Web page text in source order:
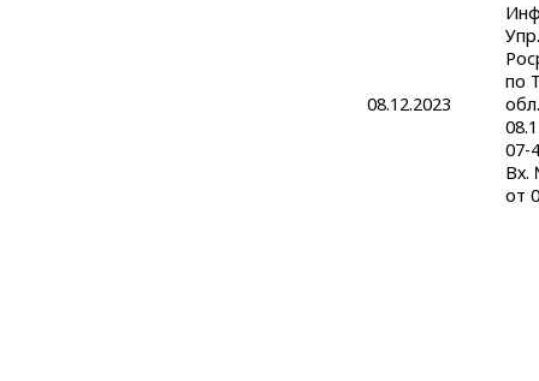
08.12.2023
Упр.
по
07-
Вх.
от